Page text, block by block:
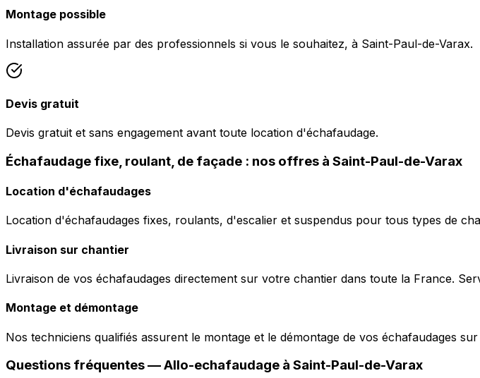
Montage possible
Installation assurée par des professionnels si vous le souhaitez, à Saint-Paul-de-Varax.
Devis gratuit
Devis gratuit et sans engagement avant toute location d'échafaudage.
Échafaudage fixe, roulant, de façade : nos offres à Saint-Paul-de-Varax
Location d'échafaudages
Location d'échafaudages fixes, roulants, d'escalier et suspendus pour tous types de
Livraison sur chantier
Livraison de vos échafaudages directement sur votre chantier dans toute la France.
Montage et démontage
Nos techniciens qualifiés assurent le montage et le démontage de vos échafaudages
Questions fréquentes —Allo-echafaudage à Saint-Paul-de-Varax